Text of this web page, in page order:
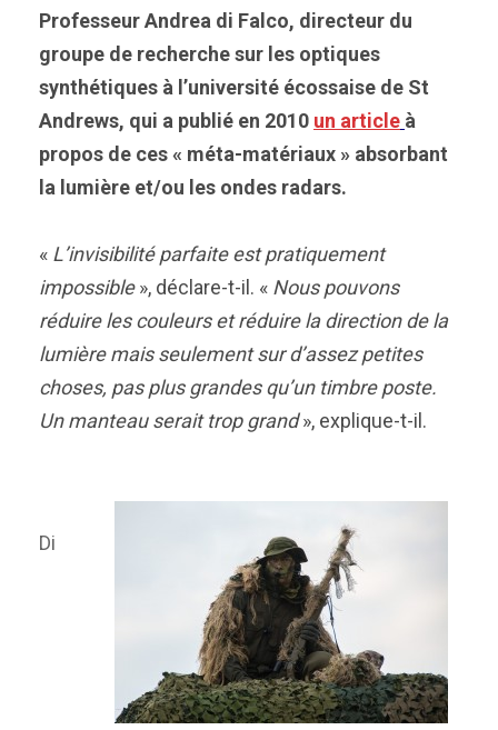
Professeur Andrea di Falco, directeur du
groupe de recherche sur les optiques
synthétiques à l’université écossaise de St
Andrews, qui a publié en 2010 un article à
propos de ces « méta-matériaux » absorbant
la lumière et/ou les ondes radars.
« L’invisibilité parfaite est pratiquement
impossible», déclare-t-il. « Nous pouvons
réduire les couleurs et réduire la direction de la
lumière mais seulement sur d’assez petites
choses, pas plus grandes qu’un timbre poste.
Un manteau serait trop grand», explique-t-il.
Di